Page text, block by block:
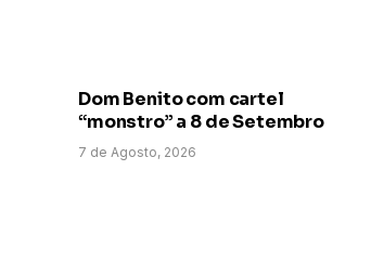
Dom Benito com cartel
“monstro” a 8 de Setembro
7 de Agosto, 2026